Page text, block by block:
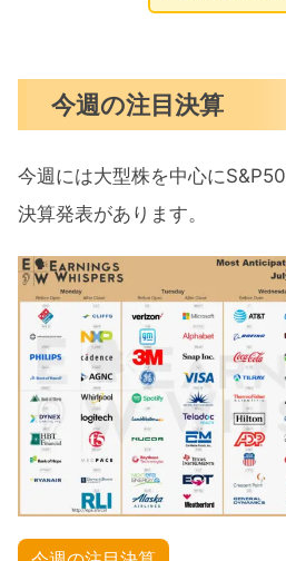
今週の注目決算
今週には大型株を中心に
決算発表があります。